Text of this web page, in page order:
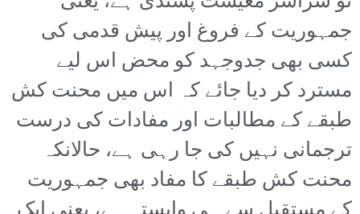
جمہوریت کے فروغ اور پیش قدمی کی
کسی بھی جدوجہد کو محض اس لیے
مسترد کر دیا جائے کہ اس میں محنت کش
طبقے کے مطالبات اور مفادات کی درست
ترجمانی نہیں کی جا رہی ہے، حالانکہ
محنت کش طبقے کا مفاد بھی جمہوریت